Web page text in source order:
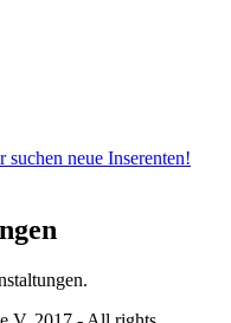
neue Inserenten!